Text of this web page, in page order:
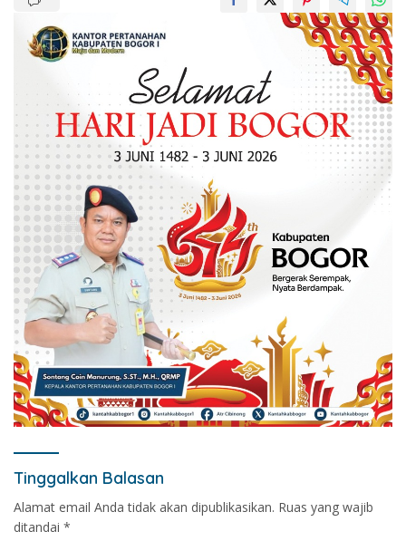
Tinggalkan Balasan
Alamat email Anda tidak akan dipublikasikan. Ruas yang wajib
ditandai *